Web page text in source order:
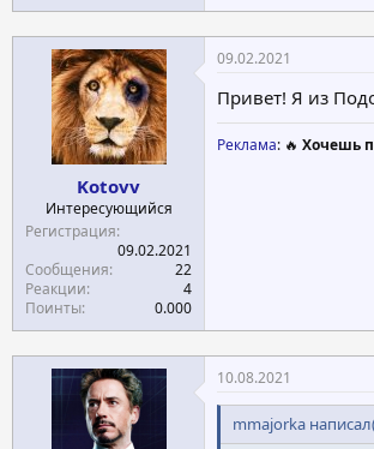
Kotovv
Интересующийся
Регистрация
09.02.2021
Сообщения
22
Реакции
4
Поинты
0.000
09.02.2021
Привет! Я из
Реклама: 🔥 Хочешь
10.08.2021
mmajorka